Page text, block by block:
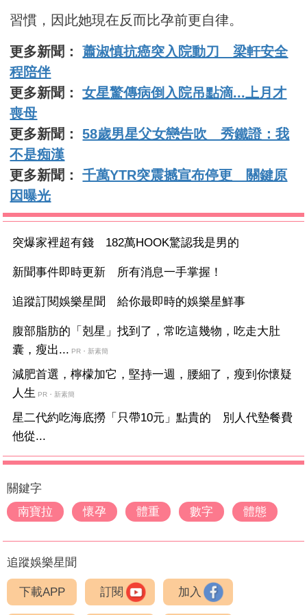
習慣，因此她現在反而比孕前更自律。
更多新聞：蕭淑慎抗癌突入院動刀 梁軒安全
程陪伴
更多新聞：女星驚傳病倒入院吊點滴...上月才
喪母
更多新聞：58歲男星父女戀告吹 秀鐵證：我
不是痴漢
更多新聞：千萬YTR突震撼宣布停更 關鍵原
因曝光
突爆家裡超有錢 182萬HOOK驚認我是男的
新聞事件即時更新 所有消息一手掌握！
追蹤訂閱娛樂星聞 給你最即時的娛樂星鮮事
腹部脂肪的「剋星」找到了，常吃這幾物，吃走大肚
囊，瘦出... PR・新素簡
減肥首選，檸檬加它，堅持一週，腰細了，瘦到你懷疑
人生 PR・新素簡
星二代約吃海底撈「只帶10元」點貴的 別人代墊餐費
他從...
關鍵字
南寶拉
懷孕 體重 數字 體態
追蹤娛樂星聞
下載APP 訂閱 加入